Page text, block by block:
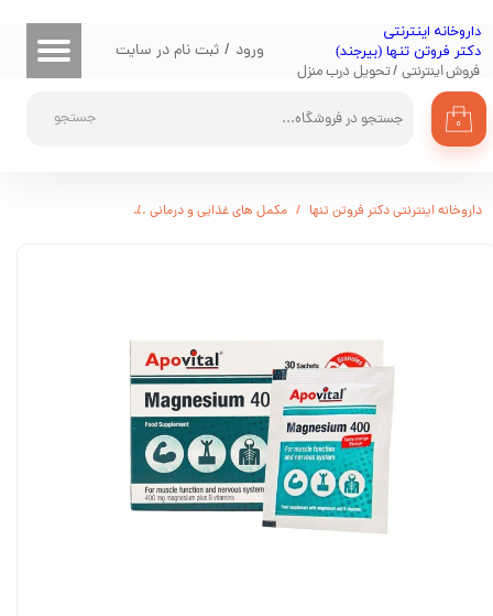
​داروخانه اینترنتی
دکتر فروتن تنها (بیرجند)
فروش اینترنتی / تحویل درب منزل
جستجو ۰
ورود / ثبت نام در سایت
حساب کاربری من
تغییر گذر واژه
سفارشات
خروج از حساب کاربری
داروخانه اینترنتی دکتر فروتن تنها مکمل های غذایی و درمانی